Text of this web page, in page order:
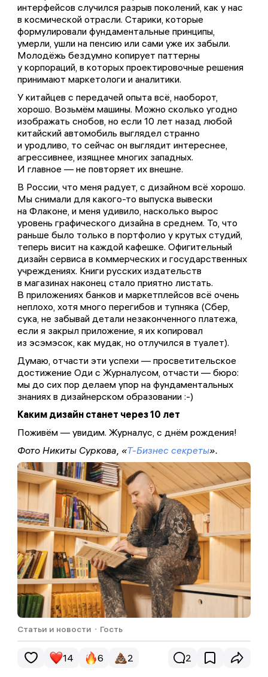
интерфейсов случился разрыв поколений, как у нас
в космической отрасли. Старики, которые
формулировали фундаментальные принципы,
умерли, ушли на пенсию или сами уже их забыли.
Молодёжь бездумно копирует паттерны
у корпораций, в которых проектировочные решения
принимают маркетологи и аналитики.
У китайцев с передачей опыта всё, наоборот,
хорошо. Возьмём машины. Можно сколько угодно
изображать снобов, но если 10 лет назад любой
китайский автомобиль выглядел странно
и уродливо, то сейчас он выглядит интереснее,
агрессивнее, изящнее многих западных.
И главное — не повторяет их внешне.
В России, что меня радует, с дизайном всё хорошо.
Мы снимали для какого-то выпуска вывески
на Флаконе, и меня удивило, насколько вырос
уровень графического дизайна в среднем. То, что
раньше было только в портфолио у крутых студий,
теперь висит на каждой кафешке. Офигительный
дизайн сервиса в коммерческих и государственных
учреждениях. Книги русских издательств
в магазинах наконец стало приятно листать.
В приложениях банков и маркетплейсов всё очень
неплохо, хотя много перегибов и тупняка (Сбер,
сука, не забывай детали незаконченного платежа,
если я закрыл приложение, я их копировал
из эсэмэсок, как мудак, но отлучился в туалет).
Думаю, отчасти эти успехи — просветительское
достижение Оди с Журналусом, отчасти — бюро:
мы до сих пор делаем упор на фундаментальных
знаниях в дизайнерском образовании :-)
Каким дизайн станет через 10 лет
Поживём — увидим. Журналус, с днём рождения!
Фото Никиты Суркова, «Т-Бизнес секреты».
Статьи и новости ・ Гость
14 6 2 2